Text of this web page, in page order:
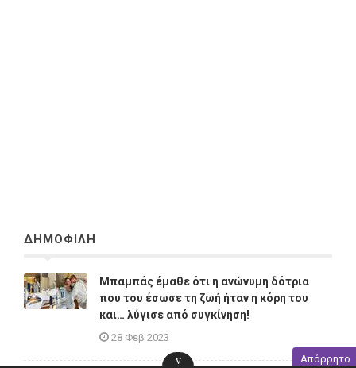
ΔΗΜΟΦΙΛΗ
Μπαμπάς έμαθε ότι η ανώνυμη δότρια
που του έσωσε τη ζωή ήταν η κόρη του
και… λύγισε από συγκίνηση!
28 Φεβ 2023
Απόρρητο
v